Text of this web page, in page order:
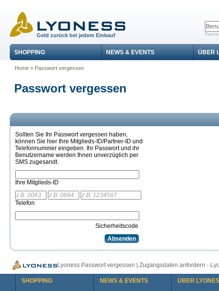
Geld zurück bei jedem Einkauf
SHOPPING NEWS & EVENTS ÜBER
Home» Passwort vergessen
Passwort vergessen
Sollten Sie Ihr Passwort vergessen haben,
können Sie hier Ihre Mitglieds-ID/Partner-ID und
Telefonnummer eingeben. Ihr Passwort und ihr
Benutzername werden Ihnen unverzüglich per
SMS zugesandt.
Ihre Mitglieds-ID
Telefon
Sicherheitscode
Lyoness Passwort vergessen | Zugangsdaten anfordern -
SHOPPING NEWS & EVENTS ÜBER